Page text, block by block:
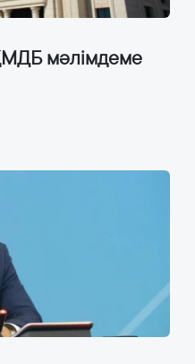
мәлімдеме